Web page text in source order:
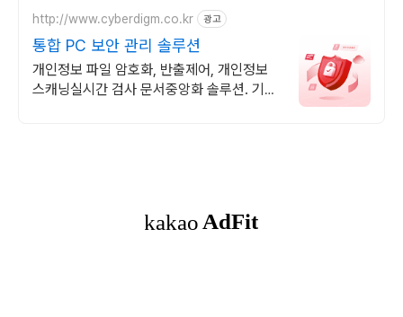
http://www.cyberdigm.co.kr 광고
통합 PC 보안 관리 솔루션
개인정보 파일 암호화, 반출제어, 개인정보
스캐닝실시간 검사 문서중앙화 솔루션. 기업